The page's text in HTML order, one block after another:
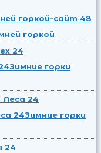
горкой
Зимние горки
Зимние горки